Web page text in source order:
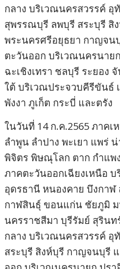
กลาง บริเวณนครสวรรค์ อุ
สุพรรณบุรี ลพบุรี สระบุรี สิ
พระนครศรีอยุธยา กาญจน
ตะวันออก บริเวณนครนาย
ฉะเชิงเทรา ชลบุรี ระยอง
ใต้ บริเวณประจวบคีรีขันธ์
พังงา ภูเก็ต กระบี่ และตรัง
ในวันที่ 14 ก.ค.2565 ภาคเ
ลำพูน ลำปาง พะเยา แพร่
พิจิตร พิษณุโลก ตาก กำแพ
ภาคตะวันออกเฉียงเหนือ
อุดรธานี หนองคาย บึงกาฬ
กาฬสินธุ์ ขอนแก่น ชัยภูมิ ม
นครราชสีมา บุรีรัมย์ สุรินท
กลาง บริเวณนครสวรรค์
สระบุรี สิงห์บุรี กาญจนบุรี